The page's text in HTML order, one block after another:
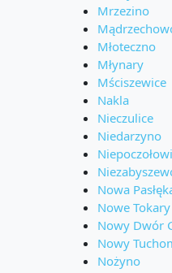
Mrzezino
Młoteczno
Młynary
Mściszewice
Nakla
Nieczulice
Niedarzyno
Nowa
Nowe Tokary
Nowy Dwór
Nowy
Nożyno